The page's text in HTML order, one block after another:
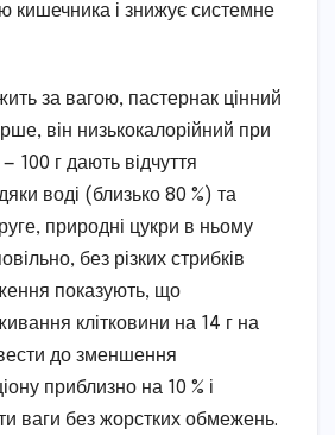
кишечника і знижує системне
за вагою, пастернак цінний
він низькокалорійний при
— 100 г дають відчуття
воді (близько 80 %) та
природні цукри в ньому
без різких стрибків
показують, що
клітковини на 14 г на
до зменшення
приблизно на 10 % і
ваги без жорстких обмежень.